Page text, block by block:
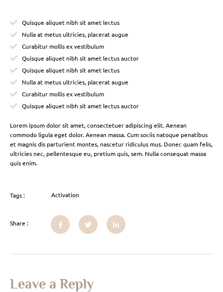
Quisque aliquet nibh sit amet lectus
Nulla at metus ultricies, placerat augue
Curabitur mollis ex vestibulum
Quisque aliquet nibh sit amet lectus auctor
Quisque aliquet nibh sit amet lectus
Nulla at metus ultricies, placerat augue
Curabitur mollis ex vestibulum
Quisque aliquet nibh sit amet lectus auctor
Lorem ipsum dolor sit amet, consectetuer adipiscing elit. Aenean
commodo ligula eget dolor. Aenean massa. Cum sociis natoque penatibus
et magnis dis parturient montes, nascetur ridiculus mus. Donec quam felis,
ultricies nec, pellentesque eu, pretium quis, sem. Nulla consequat massa
quis enim.
Tags : Activation
Share :
Leave a Reply